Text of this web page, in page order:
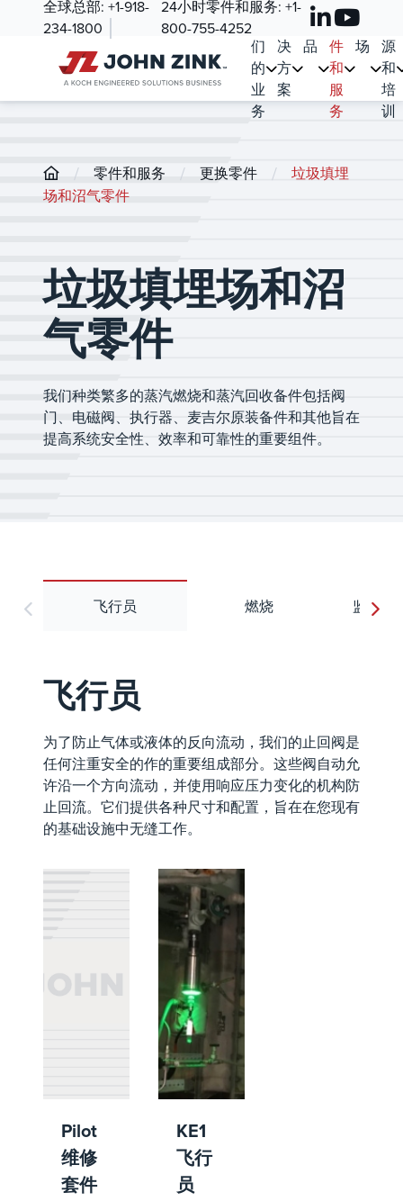
全球总部: +1-918-
234-1800
24小时零件和服务: +1-
800-755-4252我
们
的
业
务
决
方
案
产
品
零
件
和
服
务
市
场
源
和
培
训
/ 零件和服务 / 更换零件 /
垃圾填埋
场和沼气零件
垃圾填埋场和沼
气零件
我们种类繁多的蒸汽燃烧和蒸汽回收备件包括阀
门、电磁阀、执行器、麦吉尔原装备件和其他旨在
提高系统安全性、效率和可靠性的重要组件。
飞行员 燃烧 监控设
飞行员
为了防止气体或液体的反向流动，我们的止回阀是
任何注重安全的作的重要组成部分。这些阀自动允
许沿一个方向流动，并使用响应压力变化的机构防
止回流。它们提供各种尺寸和配置，旨在在您现有
的基础设施中无缝工作。
Pilot
维修
套件
KE1
飞行
员